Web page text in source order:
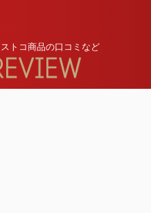
トコ商品の口コミなど